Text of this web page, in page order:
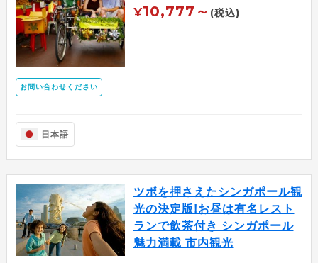
お問い合わせください
¥10,777～ (税込)
日本語
ツボを押さえたシンガポール観
光の決定版!お昼は有名レスト
ランで飲茶付き シンガポール
魅力満載 市内観光